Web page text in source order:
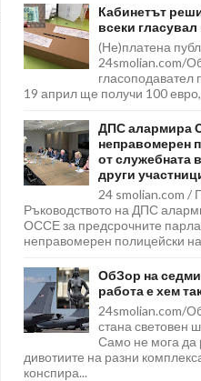
Кабинетът
всеки гласувал
(Не)платена
24smolian.com/
гласоподавател
19 април ще получи 100 евро,
ДПС алармира
неправомерен
от служебната
други
24 smolian.com /
Ръководството на ДПС
ОССЕ за предсрочните
неправомерен полицейски
ОбЗор на
работа е хем
24smolian.com/
стана световен
Само не мога да
дивотиите на разни
конспира...